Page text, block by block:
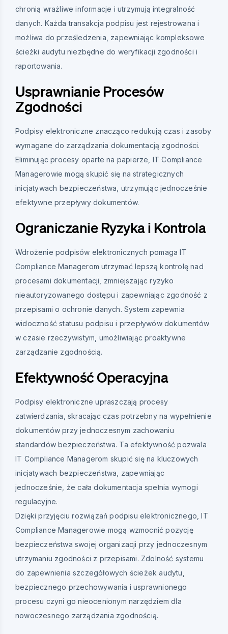
chronią wrażliwe informacje i utrzymują integralność
danych. Każda transakcja podpisu jest rejestrowana i
możliwa do prześledzenia, zapewniając kompleksowe
ścieżki audytu niezbędne do weryfikacji zgodności i
raportowania.
Usprawnianie Procesów
Zgodności
Podpisy elektroniczne znacząco redukują czas i zasoby
wymagane do zarządzania dokumentacją zgodności.
Eliminując procesy oparte na papierze, IT Compliance
Managerowie mogą skupić się na strategicznych
inicjatywach bezpieczeństwa, utrzymując jednocześnie
efektywne przepływy dokumentów.
Ograniczanie Ryzyka i Kontrola
Wdrożenie podpisów elektronicznych pomaga IT
Compliance Managerom utrzymać lepszą kontrolę nad
procesami dokumentacji, zmniejszając ryzyko
nieautoryzowanego dostępu i zapewniając zgodność z
przepisami o ochronie danych. System zapewnia
widoczność statusu podpisu i przepływów dokumentów
w czasie rzeczywistym, umożliwiając proaktywne
zarządzanie zgodnością.
Efektywność Operacyjna
Podpisy elektroniczne upraszczają procesy
zatwierdzania, skracając czas potrzebny na wypełnienie
dokumentów przy jednoczesnym zachowaniu
standardów bezpieczeństwa. Ta efektywność pozwala
IT Compliance Managerom skupić się na kluczowych
inicjatywach bezpieczeństwa, zapewniając
jednocześnie, że cała dokumentacja spełnia wymogi
regulacyjne.
Dzięki przyjęciu rozwiązań podpisu elektronicznego, IT
Compliance Managerowie mogą wzmocnić pozycję
bezpieczeństwa swojej organizacji przy jednoczesnym
utrzymaniu zgodności z przepisami. Zdolność systemu
do zapewnienia szczegółowych ścieżek audytu,
bezpiecznego przechowywania i usprawnionego
procesu czyni go nieocenionym narzędziem dla
nowoczesnego zarządzania zgodnością.